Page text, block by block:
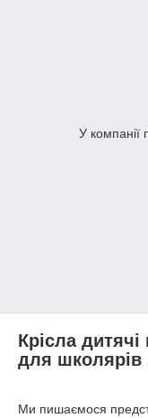
У компанії
Крісла
для школярів
Ми пишаємося